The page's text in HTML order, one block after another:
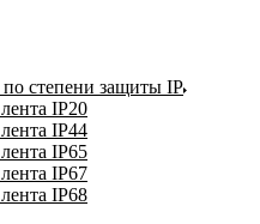
степени защиты IP
IP20
IP44
IP65
IP67
IP68